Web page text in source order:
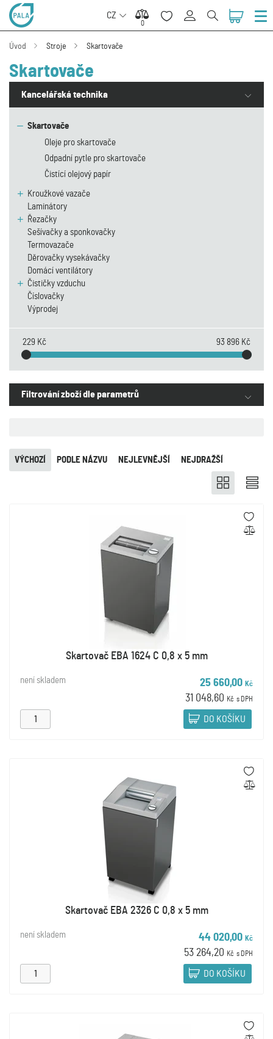
CZ
0
0
Úvod Stroje Skartovače
Skartovače
Kancelářská technika
Skartovače
Oleje pro skartovače
Odpadní pytle pro skartovače
Čistící olejový papír
Kroužkové vazače
Laminátory
Řezačky
Sešívačky a sponkovačky
Termovazače
Děrovačky vysekávačky
Domácí ventilátory
Čističky vzduchu
Číslovačky
Výprodej
229 Kč 93 896 Kč
Filtrování zboží dle parametrů
NEJLEVNĚJŠÍ NEJDRAŽŠÍ
PODLE NÁZVU
VÝCHOZÍ
Skartovač EBA 1624 C 0,8 x 5 mm
není skladem 25 660,00 Kč
31 048,60 Kč s DPH
DO KOŠÍKU
Skartovač EBA 2326 C 0,8 x 5 mm
není skladem 44 020,00 Kč
53 264,20 Kč s DPH
DO KOŠÍKU